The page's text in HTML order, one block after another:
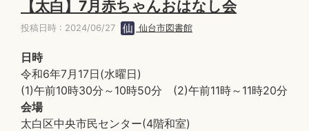
【太白】7月赤ちゃんおはなし会
投稿日時 : 2024/06/27 仙台市図書館
日時
令和6年7月17日(水曜日)
(1)午前10時30分～10時50分 (2)午前11時～11時20分
会場
太白区中央市民センター(4階和室)